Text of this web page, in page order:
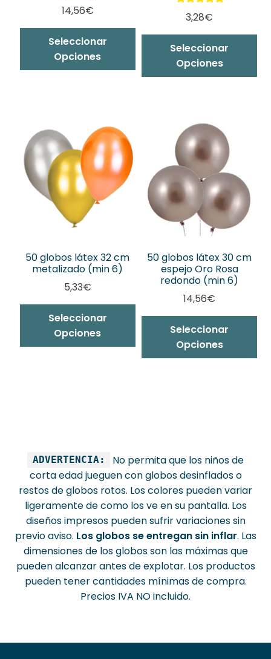
14,56€
Seleccionar
Opciones
5.00
3,28€
Seleccionar
Opciones
50 globos látex 32 cm
metalizado (min 6)
5,33€
Seleccionar
Opciones
producto
múltiples
en
la
página
de
producto
50 globos látex 30 cm
espejo Oro Rosa
redondo (min 6)
14,56€
Seleccionar
Opciones
ADVERTENCIA:
No permita que los niños de
corta edad jueguen con globos desinflados o
restos de globos rotos. Los colores pueden variar
ligeramente de como los ve en su pantalla. Los
diseños impresos pueden sufrir variaciones sin
previo aviso. Los globos se entregan sin inflar. Las
dimensiones de los globos son las máximas que
pueden alcanzar antes de explotar. Los productos
pueden tener cantidades mínimas de compra.
Precios IVA NO incluido.